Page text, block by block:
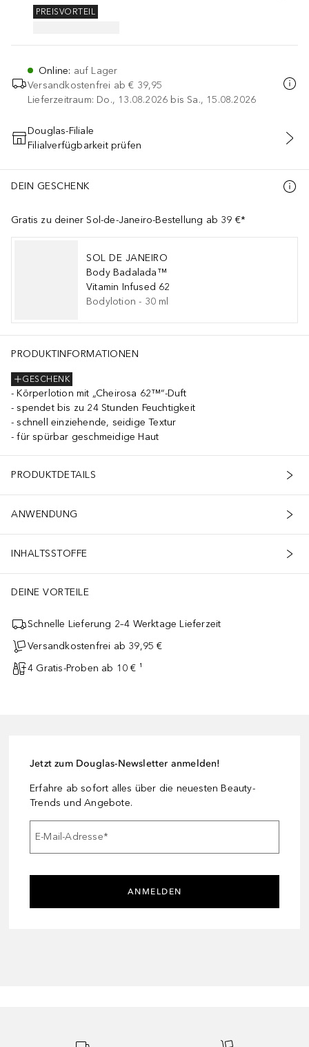
PREISVORTEIL
Online: auf Lager
Versandkostenfrei ab € 39,95
Lieferzeitraum: Do., 13.08.2026 bis Sa., 15.08.2026
IN DEN WARENKORB
Douglas-Filiale
Filialverfügbarkeit prüfen
DEIN GESCHENK
Gratis zu deiner Sol-de-Janeiro-Bestellung ab 39 €*
SOL DE JANEIRO
Body Badalada™
Vitamin Infused 62
Bodylotion - 30 ml
PRODUKTINFORMATIONEN
GESCHENK
Körperlotion mit „Cheirosa 62™“-Duft
spendet bis zu 24 Stunden Feuchtigkeit
schnell einziehende, seidige Textur
für spürbar geschmeidige Haut
PRODUKTDETAILS
ANWENDUNG
INHALTSSTOFFE
DEINE VORTEILE
Schnelle Lieferung 2–4 Werktage Lieferzeit
Versandkostenfrei ab 39,95 €
4 Gratis-Proben ab 10 € ¹
Jetzt zum Douglas-Newsletter anmelden!
Erfahre ab sofort alles über die neuesten Beauty-
Trends und Angebote.
E-Mail-Adresse*
ANMELDEN